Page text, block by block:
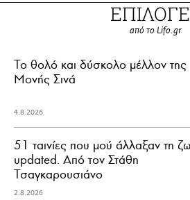
από το Lifo.gr
Το θολό και δύσκολο μέλλον της
Μονής Σινά
4.8.2026
51 ταινίες που μού άλλαξαν τη
updated. Aπό τον Στάθη
Τσαγκαρουσιάνο
2.8.2026